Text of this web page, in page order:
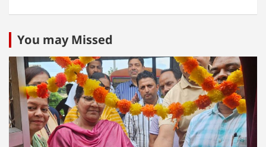
s
A
p
p
e
b
o
o
k
er e
dI
n
You may Missed